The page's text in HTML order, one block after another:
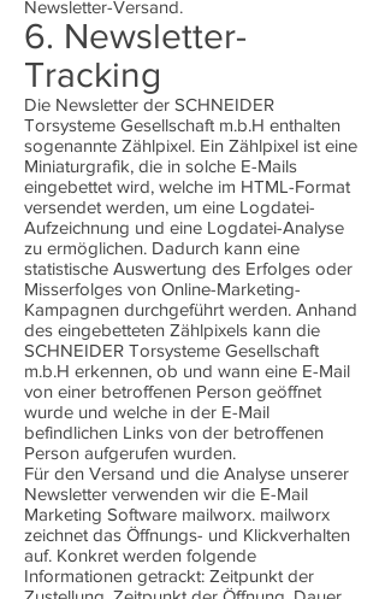
Newsletter-Versand.
6. Newsletter-
Tracking
Die Newsletter der SCHNEIDER
Torsysteme Gesellschaft m.b.H enthalten
sogenannte Zählpixel. Ein Zählpixel ist eine
Miniaturgrafik, die in solche E-Mails
eingebettet wird, welche im HTML-Format
versendet werden, um eine Logdatei-
Aufzeichnung und eine Logdatei-Analyse
zu ermöglichen. Dadurch kann eine
statistische Auswertung des Erfolges oder
Misserfolges von Online-Marketing-
Kampagnen durchgeführt werden. Anhand
des eingebetteten Zählpixels kann die
SCHNEIDER Torsysteme Gesellschaft
m.b.H erkennen, ob und wann eine E-Mail
von einer betroffenen Person geöffnet
wurde und welche in der E-Mail
befindlichen Links von der betroffenen
Person aufgerufen wurden.
Für den Versand und die Analyse unserer
Newsletter verwenden wir die E-Mail
Marketing Software mailworx. mailworx
zeichnet das Öffnungs- und Klickverhalten
auf. Konkret werden folgende
Informationen getrackt: Zeitpunkt der